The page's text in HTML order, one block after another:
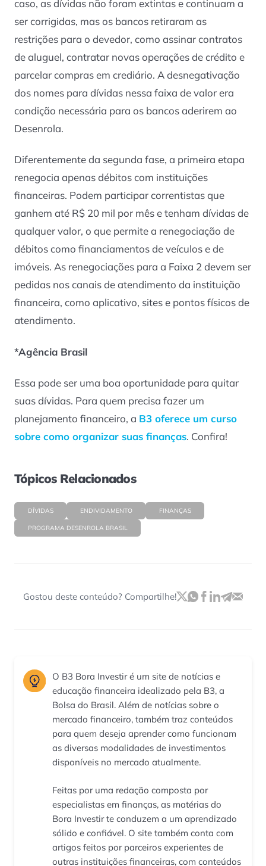
caso, as dívidas não foram extintas e continuam a
ser corrigidas, mas os bancos retiraram as
restrições para o devedor, como assinar contratos
de aluguel, contratar novas operações de crédito e
parcelar compras em crediário. A desnegativação
dos nomes para dívidas nessa faixa de valor era
condição necessária para os bancos aderirem ao
Desenrola.
Diferentemente da segunda fase, a primeira etapa
renegocia apenas débitos com instituições
financeiras. Podem participar correntistas que
ganhem até R$ 20 mil por mês e tenham dívidas de
qualquer valor, o que permite a renegociação de
débitos como financiamentos de veículos e de
imóveis. As renegociações para a Faixa 2 devem ser
pedidas nos canais de atendimento da instituição
financeira, como aplicativo, sites e pontos físicos de
atendimento.
*Agência Brasil
Essa pode ser uma boa oportunidade para quitar
suas dívidas. Para quem precisa fazer um
planejamento financeiro, a B3 oferece um curso
sobre como organizar suas finanças. Confira!
Tópicos Relacionados
DÍVIDAS ENDIVIDAMENTO FINANÇAS
PROGRAMA DESENROLA BRASIL
Gostou deste conteúdo? Compartilhe!
O B3 Bora Investir é um site de notícias e
educação financeira idealizado pela B3, a
Bolsa do Brasil. Além de notícias sobre o
mercado financeiro, também traz conteúdos
para quem deseja aprender como funcionam
as diversas modalidades de investimentos
disponíveis no mercado atualmente.
Feitas por uma redação composta por
especialistas em finanças, as matérias do
Bora Investir te conduzem a um aprendizado
sólido e confiável. O site também conta com
artigos feitos por parceiros experientes de
outras instituições financeiras, com conteúdos